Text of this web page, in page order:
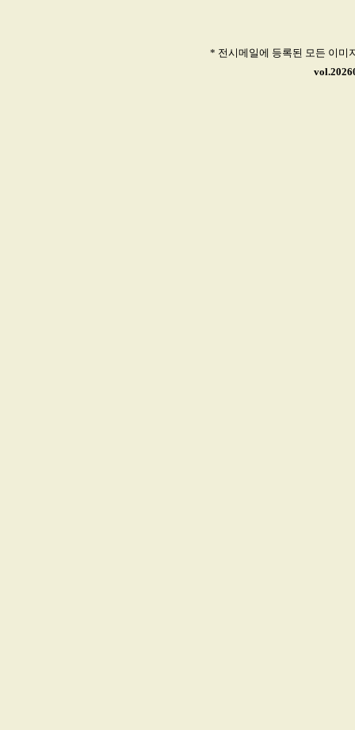
* 전시메일에 등록된 모든 이미